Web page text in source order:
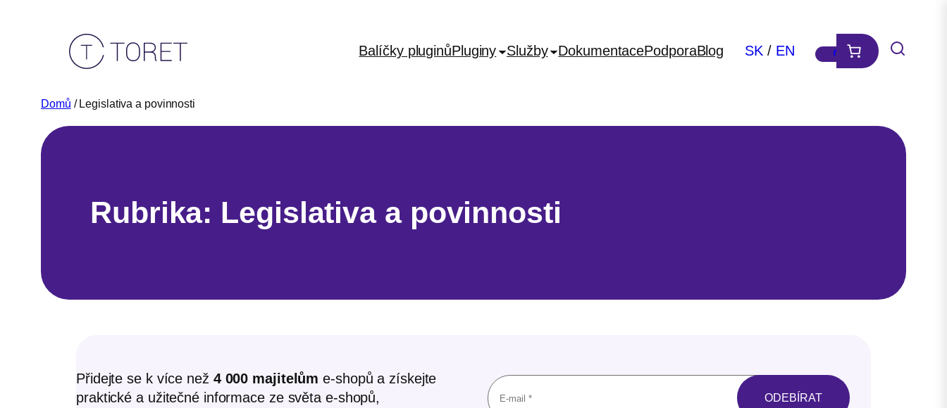
Balíčky pluginůPluginy Služby DokumentacePodporaBlog SK / EN
Domů / Legislativa a povinnosti
Rubrika: Legislativa a povinnosti
Přidejte se k více než 4 000 majitelůme-shopů a získejte
praktické a užitečné informace ze světa e-shopů,